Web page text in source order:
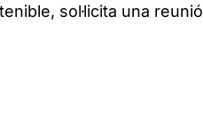
sol·licita una reunió